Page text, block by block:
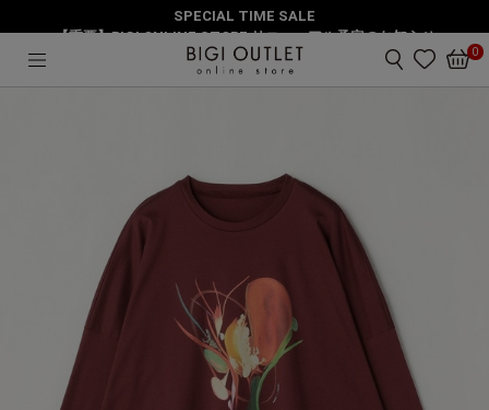
SPECIAL TIME SALE
【重要】BIGI ONLINE STORE リニューアル予定のお知らせ
0
トップス
【大きいサイズ】ruteN × L'EQUIPE コラボ長袖Tシャツ